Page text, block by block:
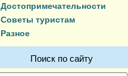
Достопримечательности
Советы туристам
Разное
Поиск по сайту